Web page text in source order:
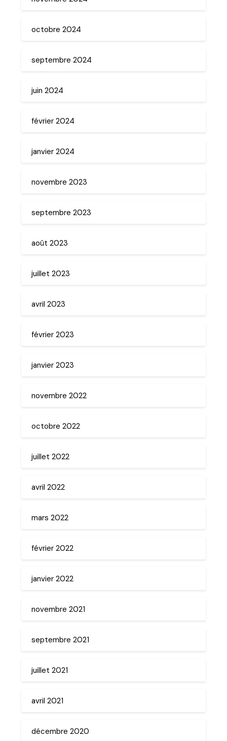
octobre 2024
septembre 2024
juin 2024
février 2024
janvier 2024
novembre 2023
septembre 2023
août 2023
juillet 2023
avril 2023
février 2023
janvier 2023
novembre 2022
octobre 2022
juillet 2022
avril 2022
mars 2022
février 2022
janvier 2022
novembre 2021
septembre 2021
juillet 2021
avril 2021
décembre 2020